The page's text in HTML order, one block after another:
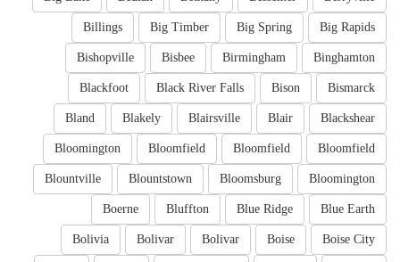
Big Rapids
Big Spring
Big Timber
Billings
Binghamton
Birmingham
Bisbee
Bishopville
Bismarck
Bison
Black River Falls
Blackfoot
Blackshear
Blair
Blairsville
Blakely
Bland
Bloomfield
Bloomfield
Bloomfield
Bloomington
Bloomington
Bloomsburg
Blountstown
Blountville
Blue Earth
Blue Ridge
Bluffton
Boerne
Boise City
Boise
Bolivar
Bolivar
Bolivia